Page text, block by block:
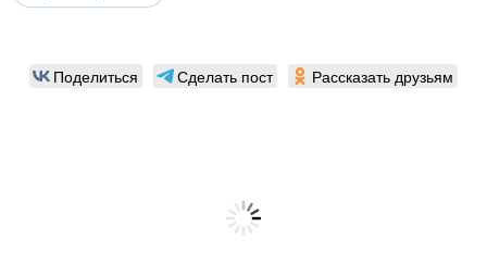
Поделиться Сделать пост Рассказать друзьям